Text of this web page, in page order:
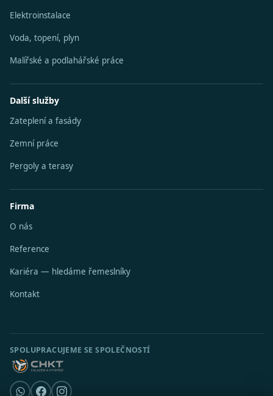
Elektroinstalace
Voda, topení, plyn
Malířské a podlahářské práce
Další služby
Zateplení a fasády
Zemní práce
Pergoly a terasy
Firma
O nás
Reference
Kariéra — hledáme řemeslníky
Kontakt
SPOLUPRACUJEME SE SPOLEČNOSTÍ